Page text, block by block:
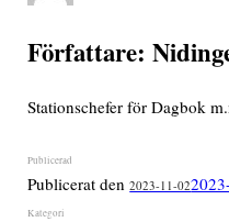
Författare:
Stationschefer för Dagbok
Publicerat den2023-11-02